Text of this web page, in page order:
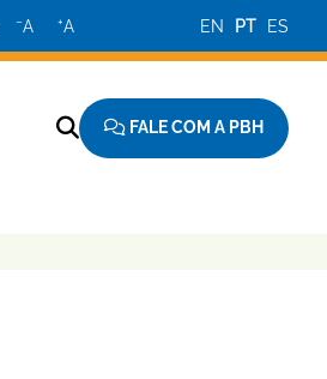
−A +A EN PT ES
FALE COM A PBH